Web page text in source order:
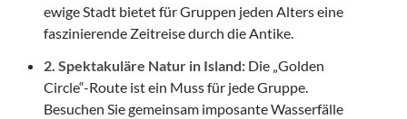
ewige Stadt bietet für Gruppen jeden Alters eine
faszinierende Zeitreise durch die Antike.
2. Spektakuläre Natur in Island: Die „Golden
Circle“-Route ist ein Muss für jede Gruppe.
Besuchen Sie gemeinsam imposante Wasserfälle